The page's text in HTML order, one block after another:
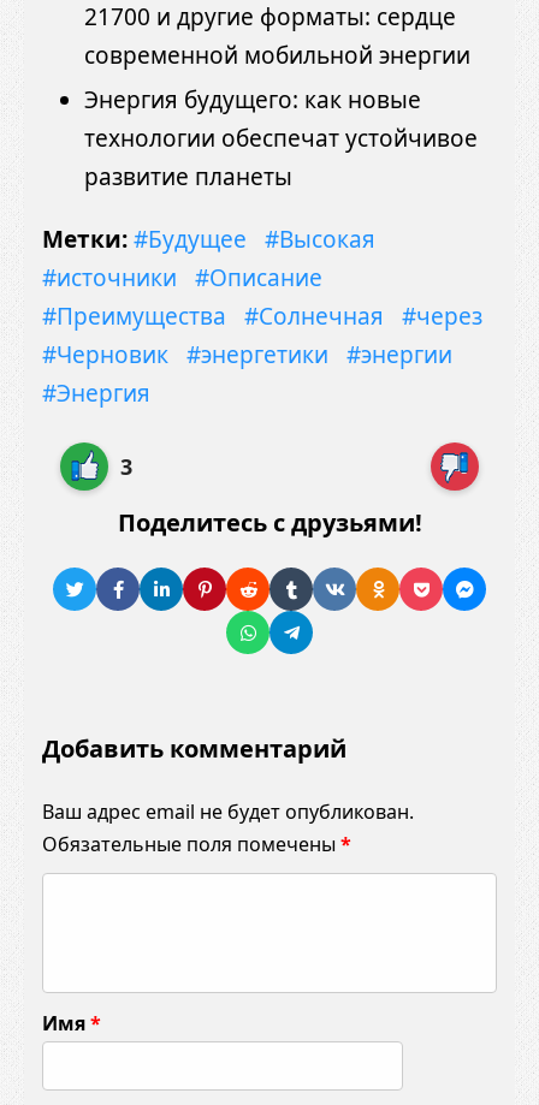
21700 и другие форматы: сердце
современной мобильной энергии
Энергия будущего: как новые
технологии обеспечат устойчивое
развитие планеты
Метки:#Будущее
#Высокая
#источники
#Описание
#Преимущества
#Солнечная
#через
#Черновик #энергетики
#энергии
#Энергия
3
Поделитесь с друзьями!
Добавить комментарий
Ваш адрес email не будет опубликован.
Обязательные поля помечены *
м
е
Имя*